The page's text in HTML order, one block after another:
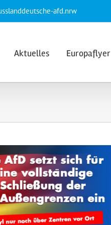
afd.nrw
Aktuelles Europaflyer